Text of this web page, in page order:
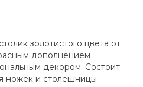
золотистого цвета от
дополнением
декором. Состоит
ножек и столешницы –